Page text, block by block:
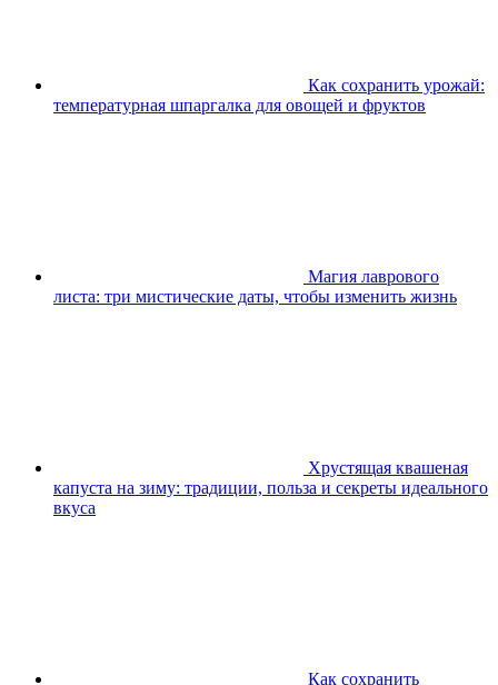
Как сохранить урожай:
температурная шпаргалка для овощей и фруктов
Магия лаврового
листа: три мистические даты, чтобы изменить жизнь
Хрустящая квашеная
капуста на зиму: традиции, польза и секреты идеального
вкуса
Как сохранить